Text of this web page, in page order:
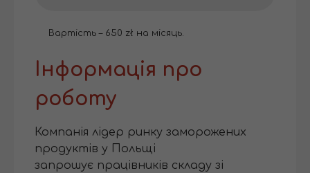
Вартість – 650 zł на місяць.
Інформація про
роботу
Компанія лідер ринку заморожених
продуктів у Польщі
запрошує працівників складу зі